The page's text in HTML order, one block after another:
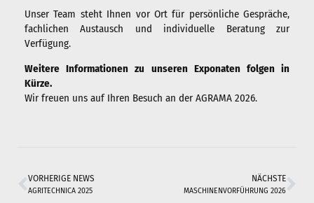
Über uns
Unternehmen
Karriere
Blechbearbeitung
Unser Team steht Ihnen vor Ort für persönliche Gespräche,
fachlichen Austausch und individuelle Beratung zur
Verfügung.
Weitere Informationen zu unseren Exponaten folgen in
Kürze.
Wir freuen uns auf Ihren Besuch an der AGRAMA 2026.
VORHERIGE NEWS
AGRITECHNICA 2025
NÄCHSTE
MASCHINENVORFÜHRUNG 2026